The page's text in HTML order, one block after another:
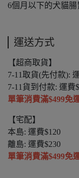
6個月以下的犬貓
運送方式
【超商取貨】
7-11取貨(先付款):
7-11貨到付款: 運費
單筆消費滿$499免
【宅配】
本島: 運費$120
離島: 運費$230
單筆消費滿$499免